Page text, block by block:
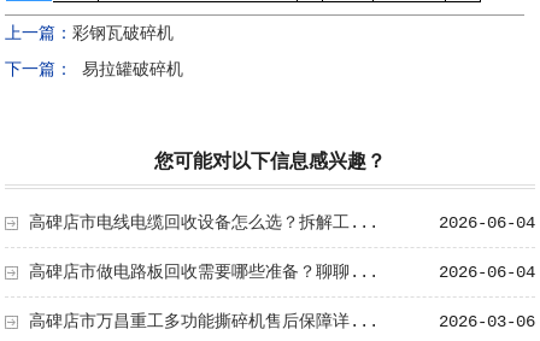
上一篇：彩钢瓦破碎机
下一篇：
易拉罐破碎机
您可能对以下信息感兴趣？
2026-06-04
高碑店市电线电缆回收设备怎么选？拆解工...
2026-06-04
高碑店市做电路板回收需要哪些准备？聊聊...
2026-03-06
高碑店市万昌重工多功能撕碎机售后保障详...